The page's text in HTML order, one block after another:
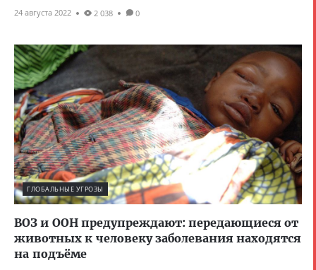
24 августа 2022 2 038 0
ГЛОБАЛЬНЫЕ УГРОЗЫ
ВОЗ и ООН предупреждают: передающиеся от
животных к человеку заболевания находятся
на подъёме